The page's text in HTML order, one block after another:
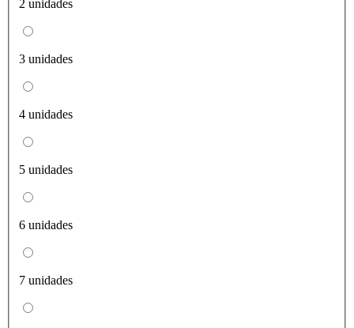
2 unidades
3 unidades
4 unidades
5 unidades
6 unidades
7 unidades